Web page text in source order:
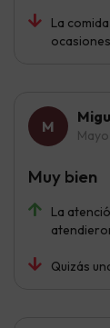
La
La
Quizás
Muy bien